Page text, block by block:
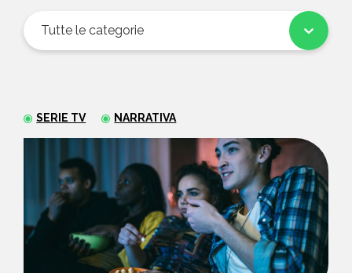
NEWS
CONTATTI
Tutte le categorie
SERIE TV NARRATIVA